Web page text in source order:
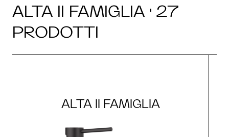
ALTA II FAMIGLIA · 27
PRODOTTI
ALTA II FAMIGLIA